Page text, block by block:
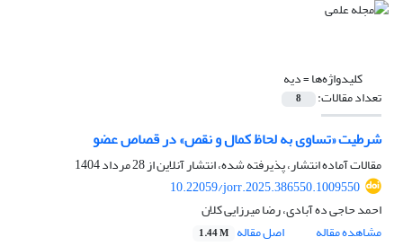
کلیدواژه‌ها =دیه
تعداد مقالات: 8
شرطیت «تساوی به لحاظ کمال و نقص» در قصاص عضو
مقالات آماده انتشار، پذیرفته شده، انتشار آنلاین از28 مرداد 1404
10.22059/jorr.2025.386550.1009550
احمد حاجی ده آبادی، رضا میرزایی کلان
مشاهده مقاله
اصل مقاله 1.44 M